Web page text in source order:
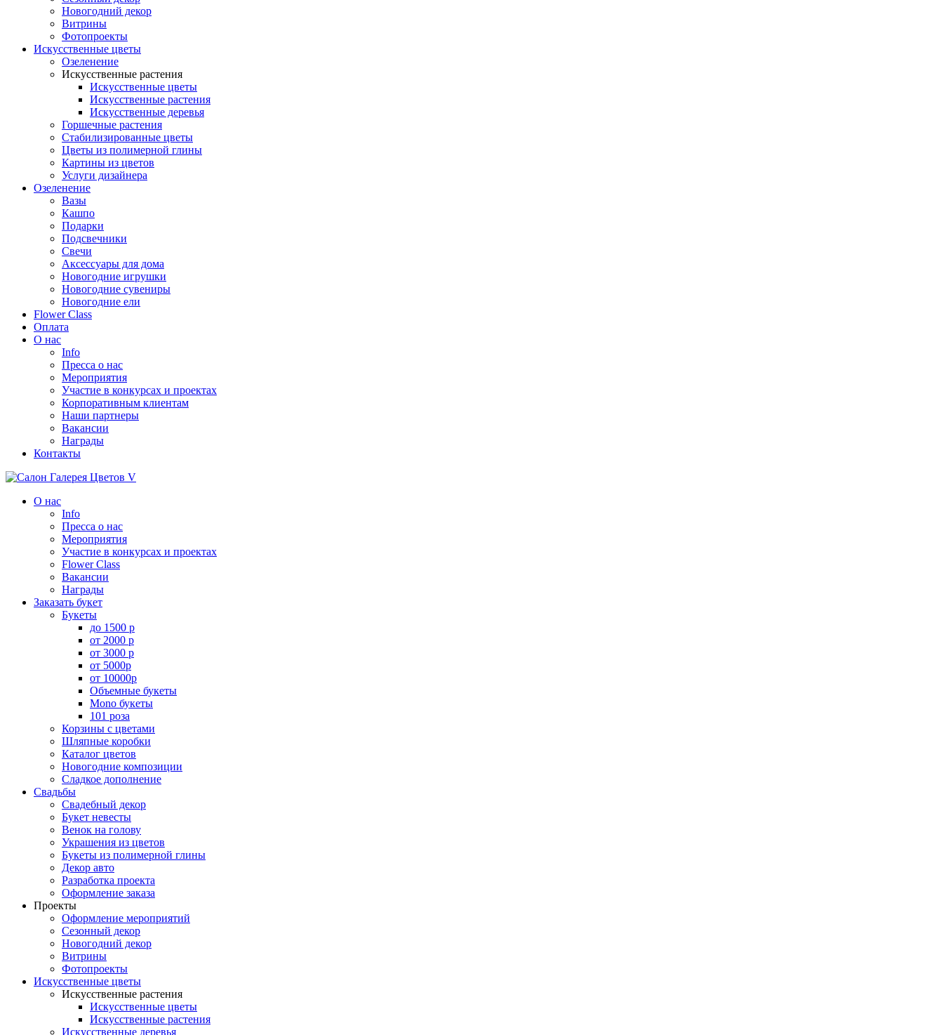
Новогодний декор
Витрины
Фотопроекты
Искусственные цветы
Озеленение
Искусственные растения
Искусственные цветы
Искусственные растения
Искусственные деревья
Горшечные растения
Стабилизированные цветы
Цветы из полимерной глины
Картины из цветов
Услуги дизайнера
Озеленение
Вазы
Кашпо
Подарки
Подсвечники
Свечи
Аксессуары для дома
Новогодние игрушки
Новогодние сувениры
Новогодние ели
Flower Class
Оплата
О нас
Info
Пресса о нас
Мероприятия
Участие в конкурсах и проектах
Корпоративным клиентам
Наши партнеры
Вакансии
Награды
Контакты
О нас
Info
Пресса о нас
Мероприятия
Участие в конкурсах и проектах
Flower Class
Вакансии
Награды
Заказать букет
Букеты
до 1500 р
от 2000 р
от 3000 р
от 5000р
от 10000р
Объемные букеты
Mono букеты
101 роза
Корзины с цветами
Шляпные коробки
Каталог цветов
Новогодние композиции
Сладкое дополнение
Свадьбы
Свадебный декор
Букет невесты
Венок на голову
Украшения из цветов
Букеты из полимерной глины
Декор авто
Разработка проекта
Оформление заказа
Проекты
Оформление мероприятий
Сезонный декор
Новогодний декор
Витрины
Фотопроекты
Искусственные цветы
Искусственные растения
Искусственные цветы
Искусственные растения
Искусственные деревья